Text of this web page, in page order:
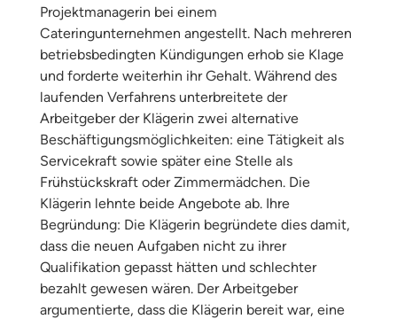
Projektmanagerin bei einem
Cateringunternehmen angestellt. Nach mehreren
betriebsbedingten Kündigungen erhob sie Klage
und forderte weiterhin ihr Gehalt. Während des
laufenden Verfahrens unterbreitete der
Arbeitgeber der Klägerin zwei alternative
Beschäftigungsmöglichkeiten: eine Tätigkeit als
Servicekraft sowie später eine Stelle als
Frühstückskraft oder Zimmermädchen. Die
Klägerin lehnte beide Angebote ab. Ihre
Begründung: Die Klägerin begründete dies damit,
dass die neuen Aufgaben nicht zu ihrer
Qualifikation gepasst hätten und schlechter
bezahlt gewesen wären. Der Arbeitgeber
argumentierte, dass die Klägerin bereit war, eine